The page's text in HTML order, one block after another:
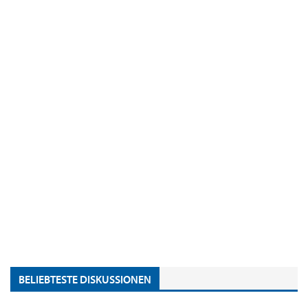
BELIEBTESTE DISKUSSIONEN